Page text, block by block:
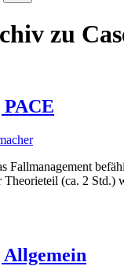
zu
Fallmanagement
Theorieteil (ca. 2
Allgemein